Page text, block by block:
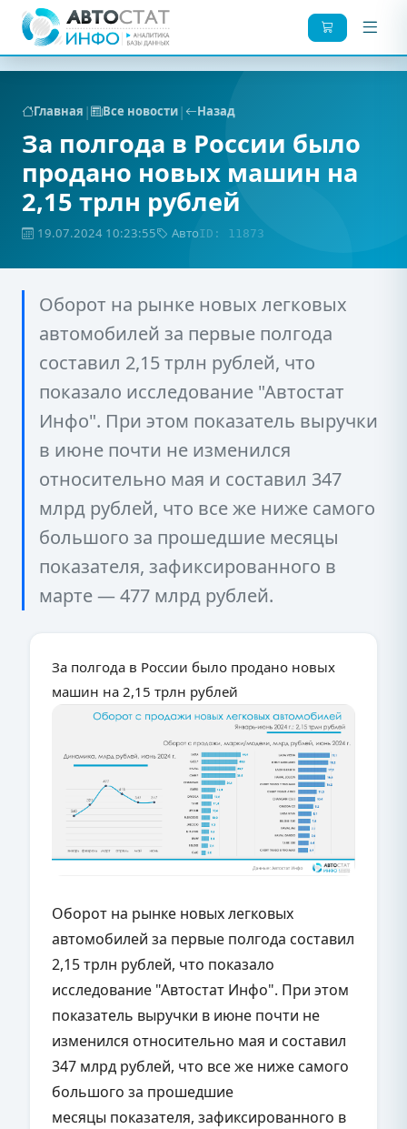
Главная | Все новости| Назад
За полгода в России было
продано новых машин на
2,15 трлн рублей
19.07.2024 10:23:55 АвтоID: 11873
Оборот на рынке новых легковых
автомобилей за первые полгода
составил 2,15 трлн рублей, что
показало исследование "Автостат
Инфо". При этом показатель выручки
в июне почти не изменился
относительно мая и составил 347
млрд рублей, что все же ниже самого
большого за прошедшие месяцы
показателя, зафиксированного в
марте — 477 млрд рублей.
За полгода в России было продано новых
машин на 2,15 трлн рублей
Оборот на рынке новых легковых
автомобилей за первые полгода составил
2,15 трлн рублей, что показало
исследование "Автостат Инфо". При этом
показатель выручки в июне почти не
изменился относительно мая и составил
347 млрд рублей, что все же ниже самого
большого за прошедшие
месяцы показателя, зафиксированного в